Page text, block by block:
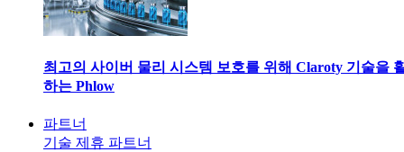
최고의 사이버 물리 시스템 보호를 위해 Claroty 기술을
하는 Phlow
파트너
기술 제휴 파트너